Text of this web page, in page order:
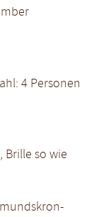
4 Personen
Brille so wie